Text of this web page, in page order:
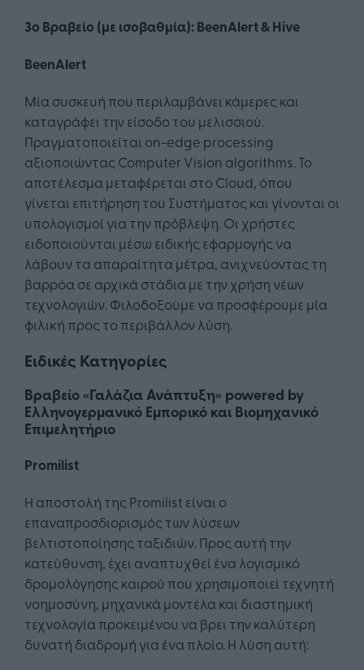
3ο Βραβείο (με ισοβαθμία):BeenAlert & Hive
BeenAlert
Μία συσκευή που περιλαμβάνει κάμερες και
καταγράφει την είσοδο του μελισσιού.
Πραγματοποιείται on-edge processing
αξιοποιώντας Computer Vision algorithms. Το
αποτέλεσμα μεταφέρεται στο Cloud, όπου
γίνεται επιτήρηση του Συστήματος και γίνονται οι
υπολογισμοί για την πρόβλεψη. Οι χρήστες
ειδοποιούνται μέσω ειδικής εφαρμογής να
λάβουν τα απαραίτητα μέτρα, ανιχνεύοντας τη
βαρρόα σε αρχικά στάδια με την χρήση νέων
τεχνολογιών. Φιλοδοξούμε να προσφέρουμε μία
φιλική προς το περιβάλλον λύση.
Ειδικές Κατηγορίες
Βραβείο «Γαλάζια Ανάπτυξη» powered by
Ελληνογερμανικό Εμπορικό και Βιομηχανικό
Επιμελητήριο
Promilist
Η αποστολή της Promilist είναι ο
επαναπροσδιορισμός των λύσεων
βελτιστοποίησης ταξιδιών. Προς αυτή την
κατεύθυνση, έχει αναπτυχθεί ένα λογισμικό
δρομολόγησης καιρού που χρησιμοποιεί τεχνητή
νοημοσύνη, μηχανικά μοντέλα και διαστημική
τεχνολογία προκειμένου να βρει την καλύτερη
δυνατή διαδρομή για ένα πλοίο. Η λύση αυτή: